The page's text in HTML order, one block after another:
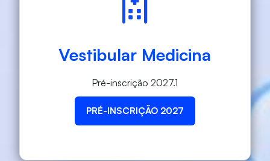
Vestibular Medicina
Pré-inscrição 2027.1
PRÉ-INSCRIÇÃO 2027